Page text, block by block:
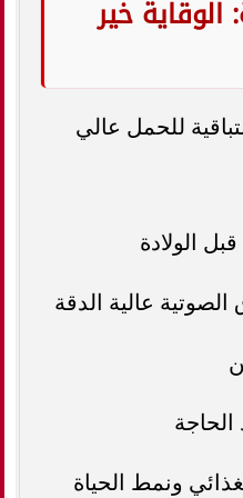
الوقاية خير
للحمل عالي
الولادة
عالية الدقة
ونمط الحياة